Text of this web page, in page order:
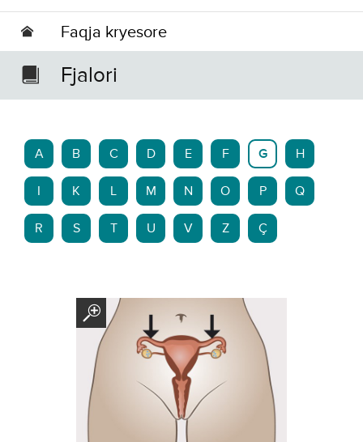
Faqja kryesore
Fjalori
A B C D E F G H
K L M N O P Q
R S T U V Z Ç